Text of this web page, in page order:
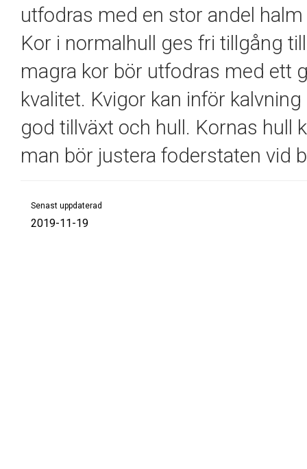
utfodras med en stor andel
Kor i normalhull ges fri tillgång
magra kor bör utfodras med ett
kvalitet. Kvigor kan inför
god tillväxt och hull. Kornas hull
man bör justera foderstaten vid
Senast uppdaterad
2019-11-19